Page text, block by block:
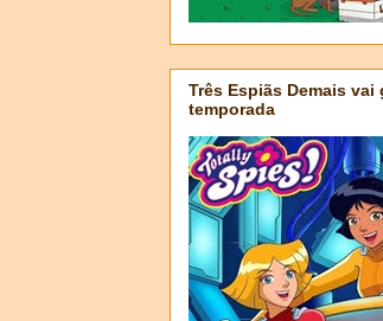
Três Espiãs Demais vai
temporada